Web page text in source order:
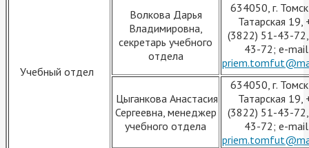
Учебный отдел
Волкова Дарья
Владимировна,
секретарь учебного
отдела
634050, г.
Татарская 19,
(3822) 51-43-
43-72; e-
Цыганкова Анастасия
Сергеевна, менеджер
учебного отдела
634050, г.
Татарская 19,
(3822) 51-43-
43-72; e-